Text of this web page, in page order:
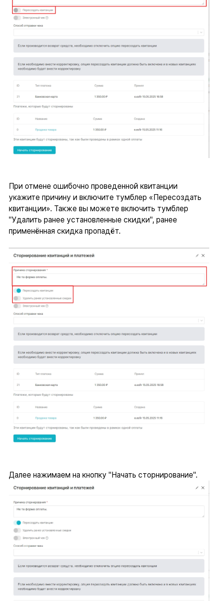
При отмене ошибочно проведенной квитанции
укажите причину и включите тумблер «Пересоздать
квитанции». Также вы можете включить тумблер
"Удалить ранее установленные скидки", ранее
применённая скидка пропадёт.
Далее нажимаем на кнопку "Начать сторнирование".